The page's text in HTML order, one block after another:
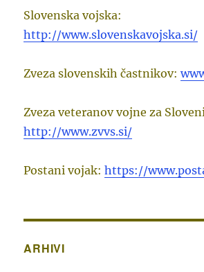
Slovenska vojska:
http://www.slovenskavojska.si/
Zveza slovenskih častnikov:
Zveza veteranov vojne za
http://www.zvvs.si/
Postani vojak:https://
ARHIVI